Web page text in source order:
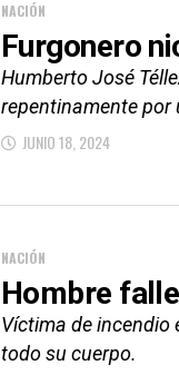
NACIÓN
Furgonero
Humberto José
repentinamente por
JUNIO 18, 2024
NACIÓN
Hombre
Víctima de incendio
todo su cuerpo.